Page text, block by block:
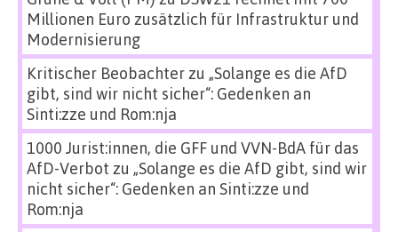
Millionen Euro zusätzlich für Infrastruktur und
Modernisierung
Kritischer Beobachterzu „Solange es die AfD
gibt, sind wir nicht sicher“: Gedenken an
Sinti:zze und Rom:nja
1000 Jurist:innen, die GFF und VVN-BdA für das
AfD-Verbot zu „Solange es die AfD gibt, sind wir
nicht sicher“: Gedenken an Sinti:zze und
Rom:nja